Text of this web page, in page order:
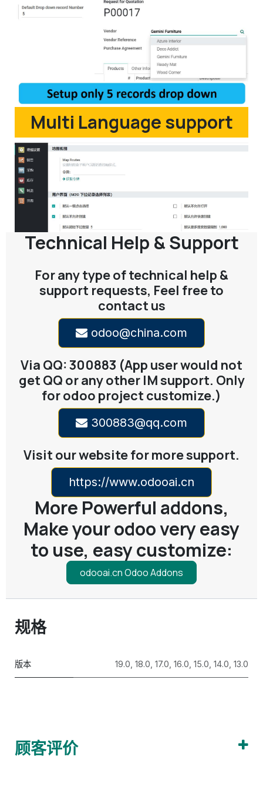
Multi Language support
Technical Help & Support
For any type of technical help &
support requests, Feel free to
contact us
odoo@china.com
Via QQ: 300883 (App user would not
get QQ or any other IM support. Only
for odoo project customize.)
300883@qq.com
Visit our website for more support.
https://www.odooai.cn
More Powerful addons,
Make your odoo very easy
to use, easy customize:
odooai.cn Odoo Addons
规格
版本 19.0, 18.0, 17.0, 16.0, 15.0, 14.0, 13.0
顾客评价